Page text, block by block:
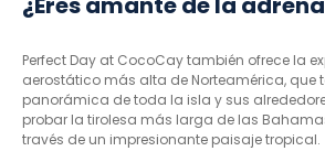
Perfect Day at CocoCay también ofrece la
aerostático más alta de Norteamérica, que
panorámica de toda la isla y sus
probar la tirolesa más larga de las
través de un impresionante paisaje tropical.